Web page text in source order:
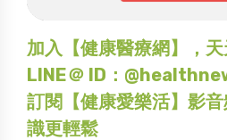
加入【健康醫療網】，天
LINE＠ ID：
訂閱【健康愛樂活】影
識更輕鬆